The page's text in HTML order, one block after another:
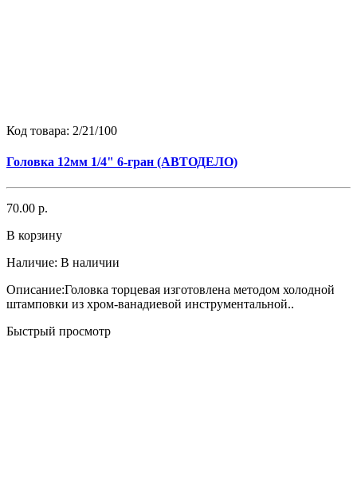
Код товара: 2/21/100
Головка 12мм 1/4" 6-гран (АВТОДЕЛО)
70.00 р.
В корзину
Наличие: В наличии
Описание:Головка торцевая изготовлена методом холодной
штамповки из хром-ванадиевой инструментальной..
Быстрый просмотр